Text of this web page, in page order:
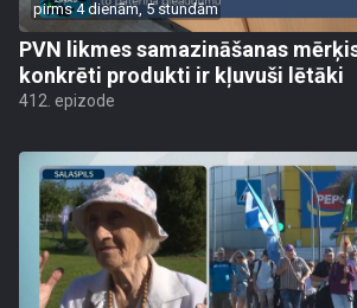
pirms 4 dienām, 5 stundām
PVN likmes samazināšanas
konkrēti produkti ir kļuvuši lētāki
412. epizode